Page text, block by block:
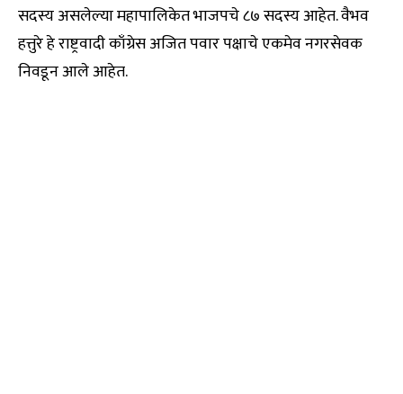
सदस्य असलेल्या महापालिकेत भाजपचे ८७ सदस्य आहेत. वैभव
हत्तुरे हे राष्ट्रवादी काँग्रेस अजित पवार पक्षाचे एकमेव नगरसेवक
निवडून आले आहेत.